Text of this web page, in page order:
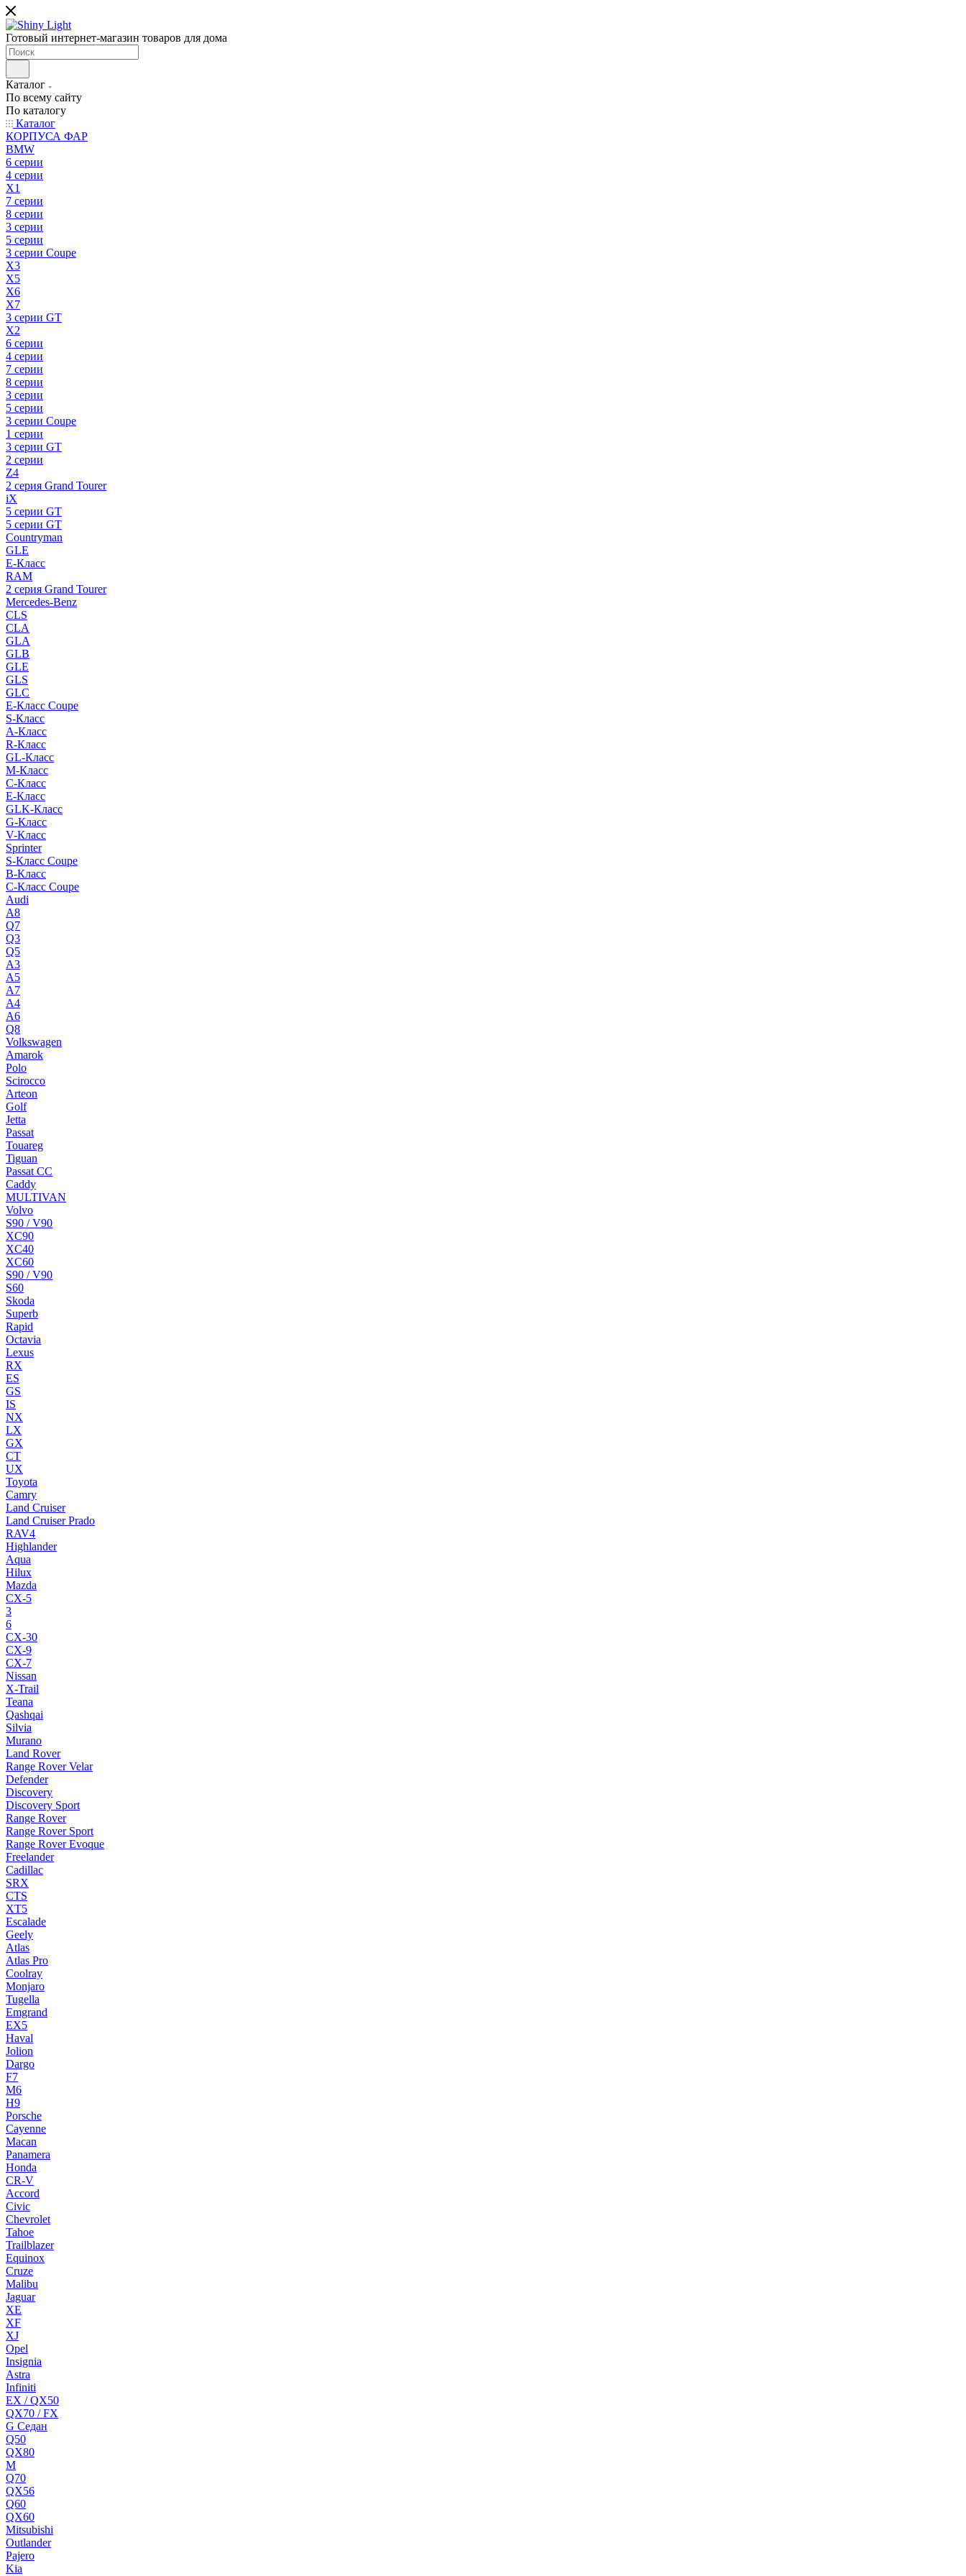
Готовый интернет-магазин товаров для дома
Каталог
По всему сайту
По каталогу
Каталог
КОРПУСА ФАР
BMW
6 серии
4 серии
X1
7 серии
8 серии
3 серии
5 серии
3 серии Coupe
X3
X5
X6
X7
3 серии GT
X2
6 серии
4 серии
7 серии
8 серии
3 серии
5 серии
3 серии Coupe
1 серии
3 серии GT
2 серии
Z4
2 серия Grand Tourer
iX
5 серии GT
5 серии GT
Countryman
GLE
E-Класс
RAM
2 серия Grand Tourer
Mercedes-Benz
CLS
CLA
GLA
GLB
GLE
GLS
GLC
E-Класс Coupe
S-Класс
A-Класс
R-Класс
GL-Класс
M-Класс
C-Класс
E-Класс
GLK-Класс
G-Класс
V-Класс
Sprinter
S-Класс Сoupe
B-Класс
C-Класс Coupe
Audi
A8
Q7
Q3
Q5
A3
A5
A7
A4
A6
Q8
Volkswagen
Amarok
Polo
Scirocco
Arteon
Golf
Jetta
Passat
Touareg
Tiguan
Passat CC
Caddy
MULTIVAN
Volvo
S90 / V90
XC90
XC40
XC60
S90 / V90
S60
Skoda
Superb
Rapid
Octavia
Lexus
RX
ES
GS
IS
NX
LX
GX
CT
UX
Toyota
Camry
Land Cruiser
Land Cruiser Prado
RAV4
Highlander
Aqua
Hilux
Mazda
CX-5
3
6
CX-30
CX-9
CX-7
Nissan
X-Trail
Teana
Qashqai
Silvia
Murano
Land Rover
Range Rover Velar
Defender
Discovery
Discovery Sport
Range Rover
Range Rover Sport
Range Rover Evoque
Freelander
Cadillac
SRX
CTS
XT5
Escalade
Geely
Atlas
Atlas Pro
Coolray
Monjaro
Tugella
Emgrand
EX5
Haval
Jolion
Dargo
F7
M6
H9
Porsche
Cayenne
Macan
Panamera
Honda
CR-V
Accord
Civic
Chevrolet
Tahoe
Trailblazer
Equinox
Cruze
Malibu
Jaguar
XE
XF
XJ
Opel
Insignia
Astra
Infiniti
EX / QX50
QX70 / FX
G Cедан
Q50
QX80
M
Q70
QX56
Q60
QX60
Mitsubishi
Outlander
Pajero
Kia